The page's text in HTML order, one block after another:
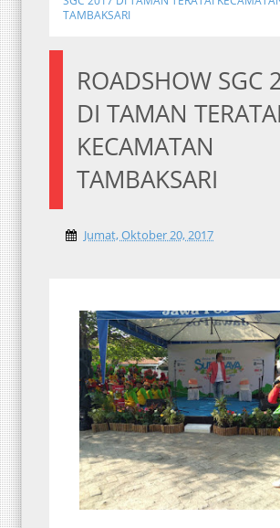
TAMBAKSARI
ROADSHOW SGC
DI TAMAN TERATAI
KECAMATAN
TAMBAKSARI
Jumat, Oktober 20, 2017